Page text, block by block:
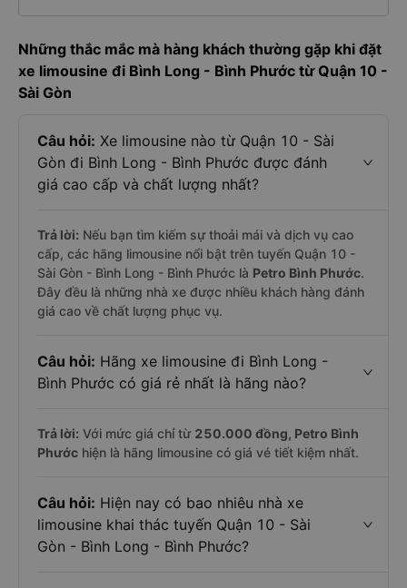
Những thắc mắc mà hàng khách thường gặp khi đặt
xe limousine đi Bình Long - Bình Phước từ Quận 10 -
Sài Gòn
Câu hỏi: Xe limousine nào từ Quận 10 - Sài
Gòn đi Bình Long - Bình Phước được đánh
giá cao cấp và chất lượng nhất?
Trả lời: Nếu bạn tìm kiếm sự thoải mái và dịch vụ cao
cấp, các hãng limousine nổi bật trên tuyến Quận 10 -
Sài Gòn - Bình Long - Bình Phước là Petro Bình Phước.
Đây đều là những nhà xe được nhiều khách hàng đánh
giá cao về chất lượng phục vụ.
Câu hỏi: Hãng xe limousine đi Bình Long -
Bình Phước có giá rẻ nhất là hãng nào?
Trả lời: Với mức giá chỉ từ 250.000 đồng, Petro Bình
Phước hiện là hãng limousine có giá vé tiết kiệm nhất.
Câu hỏi: Hiện nay có bao nhiêu nhà xe
limousine khai thác tuyến Quận 10 - Sài
Gòn - Bình Long - Bình Phước?